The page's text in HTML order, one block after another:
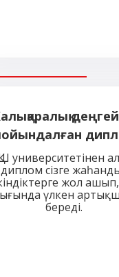
университетінен
диплом сізге
жол
үлкен
береді.